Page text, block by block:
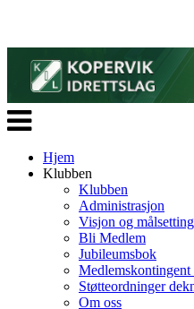
Veksle
navigasjon
Hjem
Klubben
Klubben
Administrasjon
Visjon og målsetting
Bli Medlem
Jubileumsbok
Medlemskontingent
Støtteordninger
Om oss